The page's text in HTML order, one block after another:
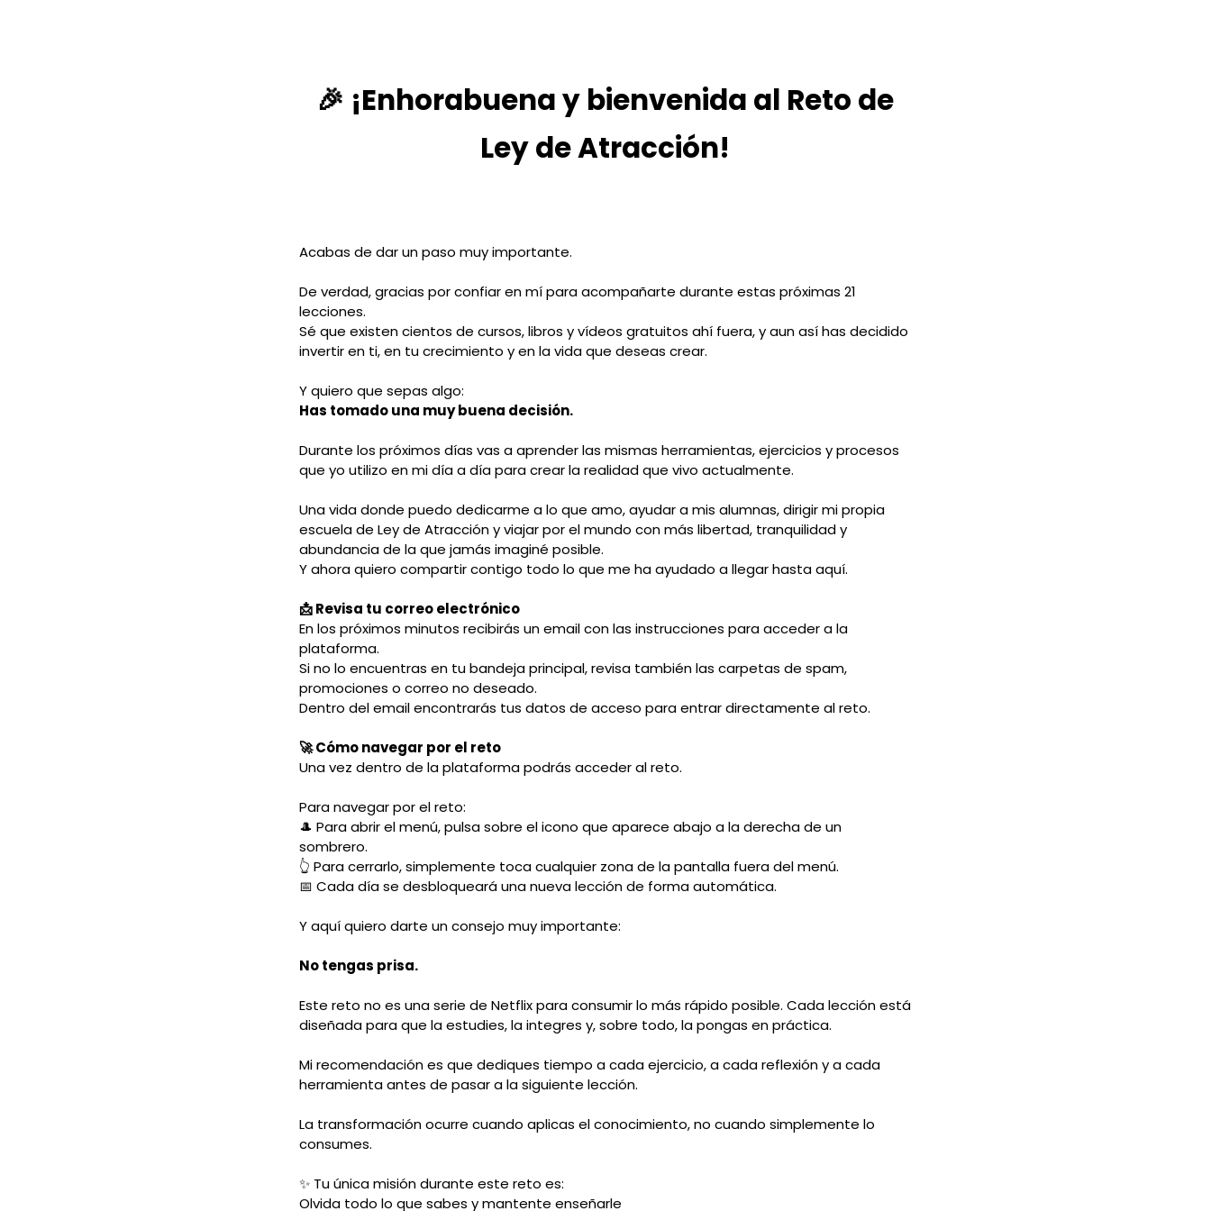
🎉 ¡Enhorabuena y bienvenida al Reto de
Ley de Atracción!
Acabas de dar un paso muy importante.
De verdad, gracias por confiar en mí para acompañarte durante estas próximas 21
lecciones.
Sé que existen cientos de cursos, libros y vídeos gratuitos ahí fuera, y aun así has decidido
invertir en ti, en tu crecimiento y en la vida que deseas crear.
Y quiero que sepas algo:
Has tomado una muy buena decisión.
Durante los próximos días vas a aprender las mismas herramientas, ejercicios y procesos
que yo utilizo en mi día a día para crear la realidad que vivo actualmente.
Una vida donde puedo dedicarme a lo que amo, ayudar a mis alumnas, dirigir mi propia
escuela de Ley de Atracción y viajar por el mundo con más libertad, tranquilidad y
abundancia de la que jamás imaginé posible.
Y ahora quiero compartir contigo todo lo que me ha ayudado a llegar hasta aquí.
📩 Revisa tu correo electrónico
En los próximos minutos recibirás un email con las instrucciones para acceder a la
plataforma.
Si no lo encuentras en tu bandeja principal, revisa también las carpetas de spam,
promociones o correo no deseado.
Dentro del email encontrarás tus datos de acceso para entrar directamente al reto.
🚀 Cómo navegar por el reto
Una vez dentro de la plataforma podrás acceder al reto.
Para navegar por el reto:
🎩 Para abrir el menú, pulsa sobre el icono que aparece abajo a la derecha de un
sombrero.
👆 Para cerrarlo, simplemente toca cualquier zona de la pantalla fuera del menú.
📅 Cada día se desbloqueará una nueva lección de forma automática.
Y aquí quiero darte un consejo muy importante:
No tengas prisa.
Este reto no es una serie de Netflix para consumir lo más rápido posible. Cada lección está
diseñada para que la estudies, la integres y, sobre todo, la pongas en práctica.
Mi recomendación es que dediques tiempo a cada ejercicio, a cada reflexión y a cada
herramienta antes de pasar a la siguiente lección.
La transformación ocurre cuando aplicas el conocimiento, no cuando simplemente lo
consumes.
✨ Tu única misión durante este reto es:
Olvida todo lo que sabes y mantente enseñarle